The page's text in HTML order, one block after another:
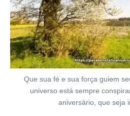
Que sua fé e sua força guiem
universo está sempre
aniversário, que seja